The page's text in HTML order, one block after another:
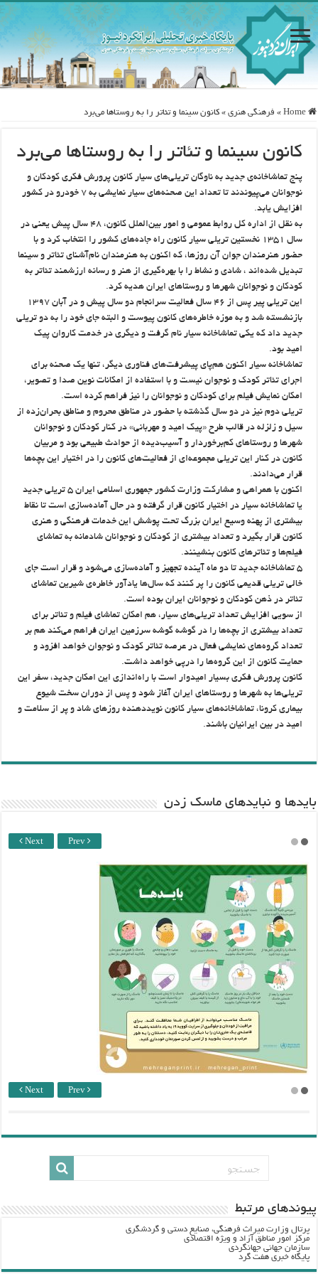
Home
» فرهنگی هنری » کانون سینما و تئاتر را به روستاها می‌برد
کانون سینما و تئاتر را به روستاها می‌برد
پنج تماشاخانه‌ی جدید به ناوگان تریلی‌های سیار کانون پرورش فکری کودکان و
نوجوانان می‌پیوندند تا تعداد این صحنه‌های سیار نمایشی به ۷ خودرو در کشور
افزایش یابد.
به نقل از اداره کل روابط عمومی و امور بین‌الملل کانون، ۴۸ سال پیش یعنی در
سال ۱۳۵۱ نخستین تریلی سیار کانون راه جاده‌های کشور را انتخاب کرد و با
حضور هنرمندان جوان آن روزها، که اکنون به هنرمندان نام‌آشنای تئاتر و سینما
تبدیل شده‌اند ، شادی و نشاط را با بهره‌گیری از هنر و رسانه ارزشمند تئاتر به
کودکان و نوجوانان شهرها و روستاهای ایران هدیه کرد.
این تریلی پیر پس از ۴۶ سال فعالیت سرانجام دو سال پیش و در آبان ۱۳۹۷
بازنشسته شد و به موزه خاطره‌های کانون پیوست و البته جای خود را به دو تریلی
جدید داد که یکی تماشاخانه سیار نام گرفت و دیگری در خدمت کاروان پیک
امید بود.
تماشاخانه سیار اکنون هم‌پای پیشرفت‌های فناوری دیگر، تنها یک صحنه برای
اجرای تئاتر کودک و نوجوان نیست و با استفاده از امکانات نوین صدا و تصویر،
امکان نمایش فیلم برای کودکان و نوجوانان را نیز فراهم کرده است.
تریلی دوم نیز در دو سال گذشته با حضور در مناطق محروم و مناطق بحران‌زده از
سیل و زلزله در قالب طرح «پیک امید و مهربانی» در کنار کودکان و نوجوانان
شهرها و روستاهای کم‌برخوردار و آسیب‌دیده از حوادث طبیعی بود و مربیان
کانون در کنار این تریلی مجموعه‌ای از فعالیت‌های کانون را در اختیار این بچه‌ها
قرار می‌دادند.
اکنون با همراهی و مشارکت وزارت کشور جمهوری اسلامی ایران ۵ تریلی جدید
یا تماشاخانه سیار در اختیار کانون قرار گرفته و در حال آماده‌سازی است تا نقاط
بیشتری از پهنه وسیع ایران بزرگ تحت پوشش این خدمات فرهنگی و هنری
کانون قرار بگیرد و تعداد بیشتری از کودکان و نوجوانان شادمانه به تماشای
فیلم‌ها و تئاترهای کانون بنشینند.
۵ تماشاخانه جدید تا دو ماه آینده تجهیز و آماده‌سازی می‌شود و قرار است جای
خالی تریلی قدیمی کانون را پر کنند که سال‌ها یادآور خاطره‌ی شیرین تماشای
تئاتر در ذهن کودکان و نوجوانان ایران بوده است.
از سویی افزایش تعداد تریلی‌های سیار، هم امکان تماشای فیلم و تئاتر برای
تعداد بیشتری از بچه‌ها را در گوشه گوشه سرزمین ایران فراهم می‌کند هم بر
تعداد گروه‌های نمایشی فعال در عرصه تئاتر کودک و نوجوان خواهد افزود و
حمایت کانون از این گروه‌ها را درپی خواهد داشت.
کانون پرورش فکری بسیار امیدوار است با راه‌اندازی این امکان جدید، سفر این
تریلی‌ها به شهرها و روستاهای ایران آغاز شود و پس از دوران سخت شیوع
بیماری کرونا، تماشاخانه‌های سیار کانون نویددهنده روزهای شاد و پر از سلامت و
امید در بین ایرانیان باشند.
باید‌ها و نبایدهای ماسک زدن
Next Prev
Next Prev
پيوندهاي مرتبط
پرتال وزارت ميراث فرهنگي، صنایع دستی و گردشگري
مرکز امور مناطق آزاد و ویژه اقتصادی
سازمان جهانی جهانگردی
پایگاه خبری هفت گرد